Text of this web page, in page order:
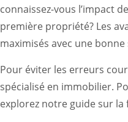
connaissez-vous l’impact
première propriété? Les
maximisés avec une
Pour éviter les erreurs
spécialisé en immobilier.
explorez notre guide sur la